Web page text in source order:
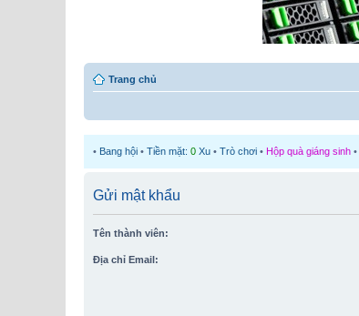
Trang chủ
• Bang hội • Tiền mặt: 0 Xu • Trò chơi • Hộp quà giáng sinh •
Gửi mật khẩu
Tên thành viên:
Địa chỉ Email: